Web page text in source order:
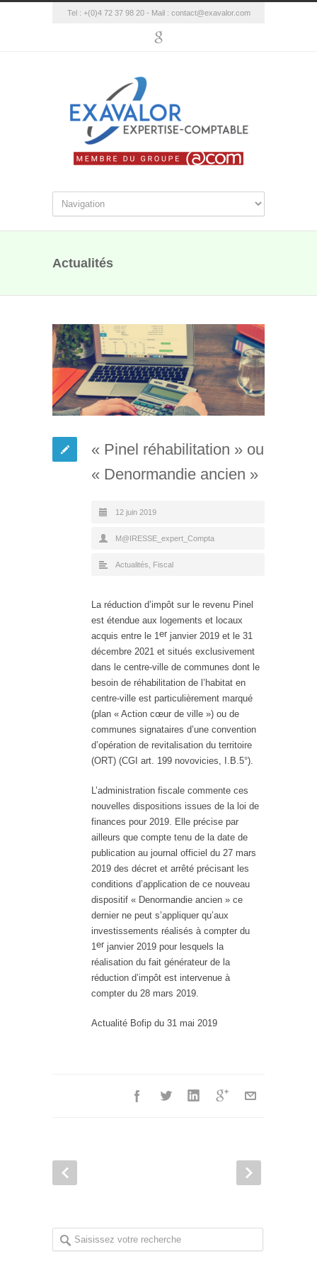
Tel : +(0)4 72 37 98 20 - Mail : contact@exavalor.com
Actualités
« Pinel réhabilitation » ou
« Denormandie ancien »
12 juin 2019
M@IRESSE_expert_Compta
Actualités Fiscal
La réduction d’impôt sur le revenu Pinel
est étendue aux logements et locaux
acquis entre le 1er janvier 2019 et le 31
décembre 2021 et situés exclusivement
dans le centre-ville de communes dont le
besoin de réhabilitation de l’habitat en
centre-ville est particulièrement marqué
(plan « Action cœur de ville ») ou de
communes signataires d’une convention
d’opération de revitalisation du territoire
(ORT) (CGI art. 199 novovicies, I.B.5°).
L’administration fiscale commente ces
nouvelles dispositions issues de la loi de
finances pour 2019. Elle précise par
ailleurs que compte tenu de la date de
publication au journal officiel du 27 mars
2019 des décret et arrêté précisant les
conditions d’application de ce nouveau
dispositif « Denormandie ancien » ce
dernier ne peut s’appliquer qu’aux
investissements réalisés à compter du
1er janvier 2019 pour lesquels la
réalisation du fait générateur de la
réduction d’impôt est intervenue à
compter du 28 mars 2019.
Actualité Bofip du 31 mai 2019